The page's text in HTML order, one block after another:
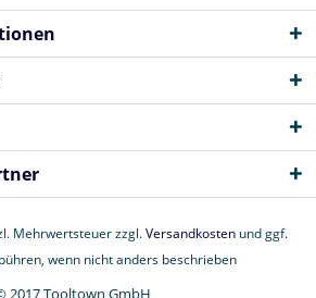
Mehrwertsteuer zzgl.Versandkosten und ggf.
wenn nicht anders beschrieben
2017 Tooltown GmbH